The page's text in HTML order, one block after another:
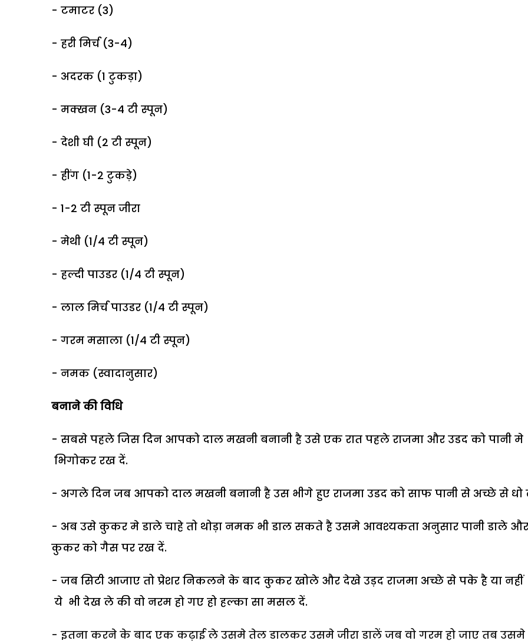
- टमाटर (3)
- हरी मिर्च (3-4)
- अदरक (1 टुकड़ा)
- मक्खन (3-4 टी स्पून)
- देशी घी (2 टी स्पून)
- हींग (1-2 टुकड़े)
- 1-2 टी स्पून जीरा
- मेथी (1/4 टी स्पून)
- हल्दी पाउडर (1/4 टी स्पून)
- लाल मिर्च पाउडर (1/4 टी स्पून)
- गरम मसाला (1/4 टी स्पून)
- नमक (स्वादानुसार)
बनाने की विधि
- सबसे पहले जिस दिन आपको दाल मखनी बनानी है उसे एक रात पहले राजमा और उडद को पानी मे
भिगोकर रख दें.
- अगले दिन जब आपको दाल मखनी बनानी है उस भीगे हुए राजमा उडद को साफ पानी से अच्छे से धो
- अब उसे कुकर मे डाले चाहे तो थोड़ा नमक भी डाल सकते है उसमे आवश्यकता अनुसार पानी डाले
कुकर को गैस पर रख दें.
- जब सिटी आजाए तो प्रेशर निकलने के बाद कुकर खोले और देखे उड़द राजमा अच्छे से पके है या नहीं
ये भी देख ले की वो नरम हो गए हो हल्का सा मसल दें.
- इतना करने के बाद एक कढ़ाई ले उसमे तेल डालकर उसमे जीरा डालें जब वो गरम हो जाए तब उसमे